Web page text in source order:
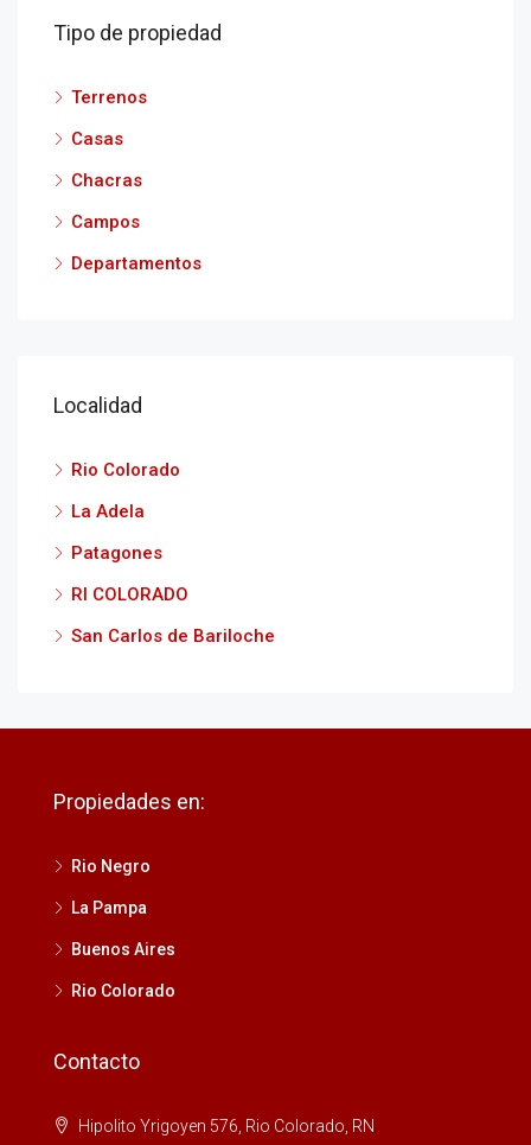
Tipo de propiedad
Terrenos
Casas
Chacras
Campos
Departamentos
Localidad
Rio Colorado
La Adela
Patagones
RI COLORADO
San Carlos de Bariloche
Propiedades en:
Rio Negro
La Pampa
Buenos Aires
Rio Colorado
Contacto
Hipolito Yrigoyen 576, Rio Colorado, RN